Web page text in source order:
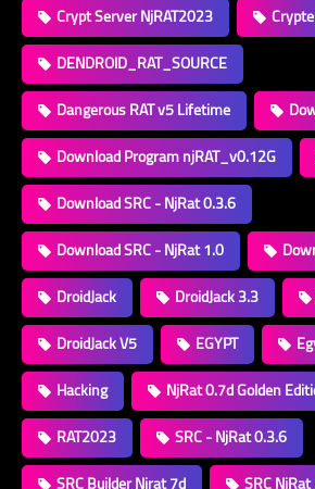
Crypt Server NjRAT2023
DENDROID_RAT_SOURCE
Dangerous RAT v5 Lifetime
Download Program njRAT_v0.12G
Download SRC - NjRat 0.3.6
Download SRC - NjRat 1.0
DroidJack
DroidJack 3.3
DroidJack V5
EGYPT
Hacking
NjRat 0.7d Golden
RAT2023
SRC - NjRat 0.3.6